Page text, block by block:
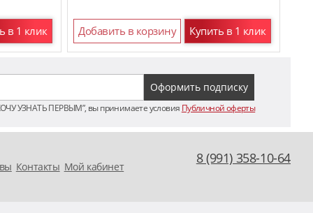
в 1 клик Добавить в корзину Купить в 1 клик
УЗНАТЬ ПЕРВЫМ”, вы принимаете условия Публичной оферты
Контакты Мой кабинет
8 (991) 358-10-64